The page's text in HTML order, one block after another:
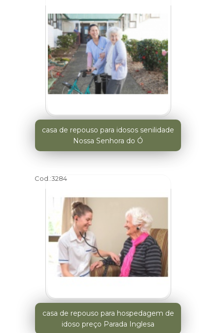
casa de repouso para idosos senilidade
Nossa Senhora do Ó
Cod.:3284
casa de repouso para hospedagem de
idoso preço Parada Inglesa